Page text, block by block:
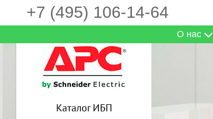
+7 (495) 106-14-64
О нас
Каталог ИБП